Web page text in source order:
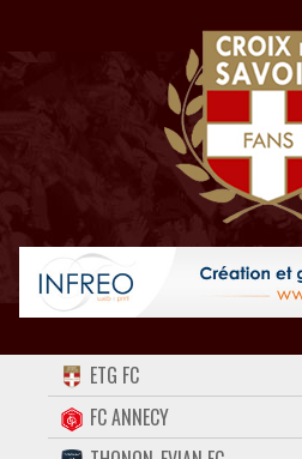
ACCUEIL
FORUM
ETG FC
FC ANNECY